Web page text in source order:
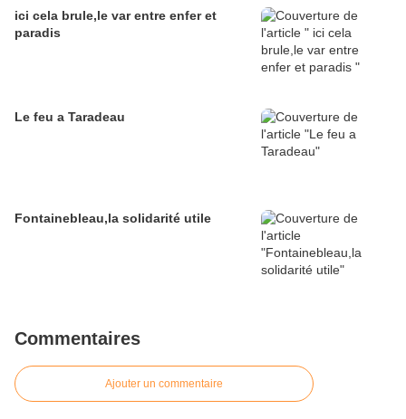
ici cela brule,le var entre enfer et
paradis
Le feu a Taradeau
Fontainebleau,la solidarité utile
Commentaires
Ajouter un commentaire